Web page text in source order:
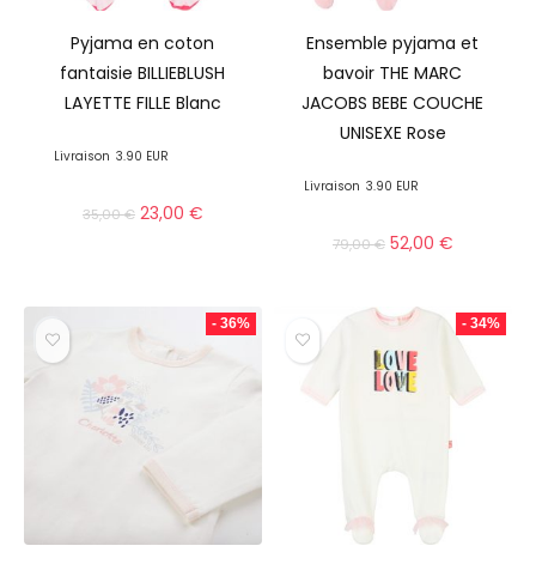
Pyjama en coton
fantaisie BILLIEBLUSH
LAYETTE FILLE Blanc
Livraison 3.90 EUR
35,00€ 23,00 €
Ensemble pyjama et
bavoir THE MARC
JACOBS BEBE COUCHE
UNISEXE Rose
Livraison 3.90 EUR
79,00€ 52,00 €
- 36% - 34%